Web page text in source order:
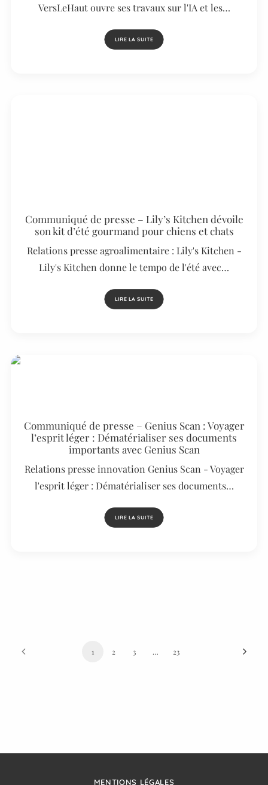
VersLeHaut ouvre ses travaux sur l'IA et les…
LIRE LA SUITE
Communiqué de presse – Lily’s Kitchen dévoile
son kit d’été gourmand pour chiens et chats
Relations presse agroalimentaire : Lily's Kitchen -
Lily's Kitchen donne le tempo de l'été avec…
LIRE LA SUITE
Communiqué de presse – Genius Scan : Voyager
l’esprit léger : Dématérialiser ses documents
importants avec Genius Scan
Relations presse innovation Genius Scan - Voyager
l'esprit léger : Dématérialiser ses documents…
LIRE LA SUITE
1 2 3 … 23
MENTIONS LÉGALES